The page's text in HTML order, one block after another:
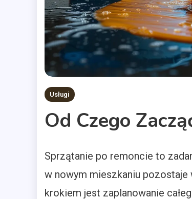
Usługi
Od Czego
Sprzątanie po remoncie to
w nowym mieszkaniu
krokiem jest zaplanowanie